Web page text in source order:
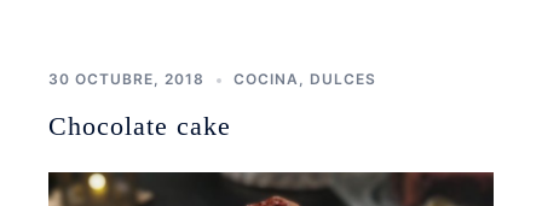
30 OCTUBRE, 2018 COCINA DULCES
Chocolate cake